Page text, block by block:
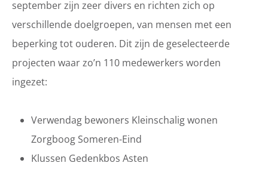
september zijn zeer divers en richten zich op
verschillende doelgroepen, van mensen met een
beperking tot ouderen. Dit zijn de geselecteerde
projecten waar zo’n 110 medewerkers worden
ingezet:
Verwendag bewoners Kleinschalig wonen
Zorgboog Someren-Eind
Klussen Gedenkbos Asten